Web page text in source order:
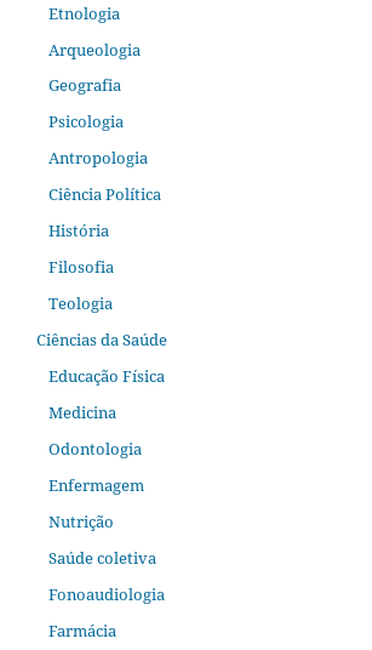
Etnologia
Arqueologia
Geografia
Psicologia
Antropologia
Ciência Política
História
Filosofia
Teologia
Ciências da Saúde
Educação Física
Medicina
Odontologia
Enfermagem
Nutrição
Saúde coletiva
Fonoaudiologia
Farmácia